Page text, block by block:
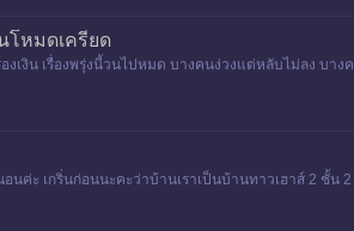
โหมดเครียด
งเงิน เรื่องพรุ่งนี้วนไปหมด บางคนง่วงแต่หลับไม่ลง บ
นค่ะ เกริ่นก่อนนะคะว่าบ้านเราเป็นบ้านทาวเฮาส์ 2 ชั้